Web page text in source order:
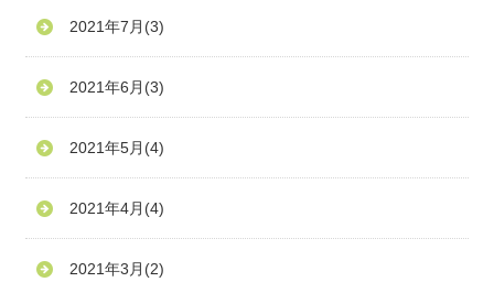
2021年7月 (3)
2021年6月 (3)
2021年5月 (4)
2021年4月 (4)
2021年3月 (2)